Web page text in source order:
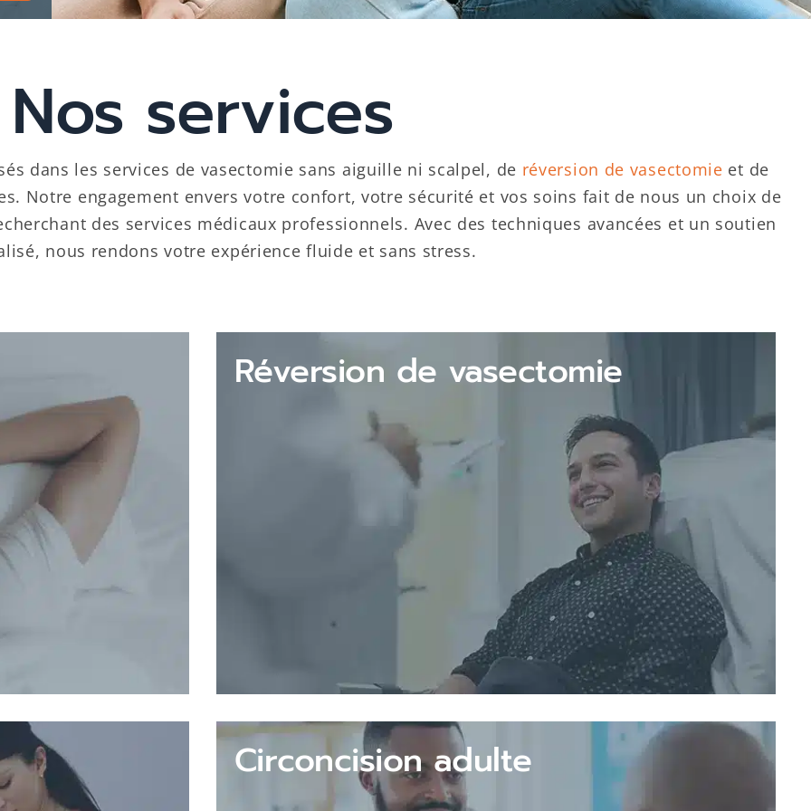
Nos services
dans les services de vasectomie sans aiguille ni scalpel, de réversion de vasectomie et de
Notre engagement envers votre confort, votre sécurité et vos soins fait de nous un choix de
des services médicaux professionnels. Avec des techniques avancées et un soutien
nous rendons votre expérience fluide et sans stress.
Réversion de vasectomie
Circoncision adulte